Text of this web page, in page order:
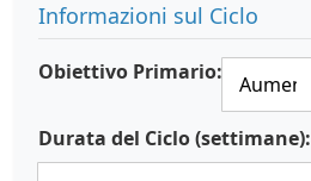
Informazioni sul Ciclo
Obiettivo Primario:
Durata del Ciclo (settimane):